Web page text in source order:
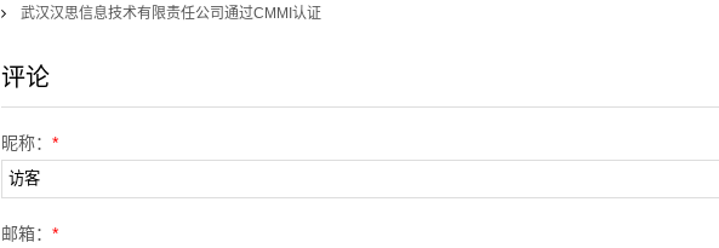
武汉汉思信息技术有限责任公司通过CMMI认证
评论
昵称： *
邮箱： *